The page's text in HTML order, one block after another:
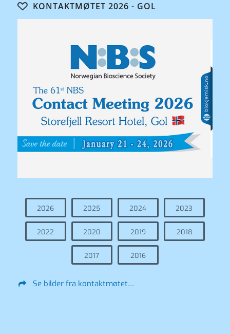
KONTAKTMØTET 2026 - GOL
2026 2025 2024 2023
2022 2020 2019 2018
2017 2016
Se bilder fra kontaktmøtet…